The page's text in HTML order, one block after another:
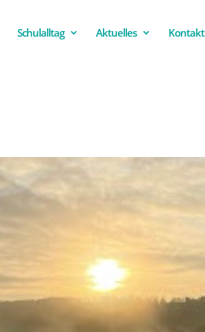
Schulalltag Aktuelles Kontakt